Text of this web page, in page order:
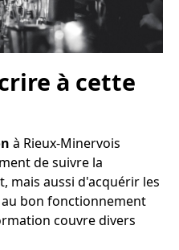
à cette
à Rieux-Minervois
de suivre la
mais aussi d'acquérir les
bon fonctionnement
couvre divers